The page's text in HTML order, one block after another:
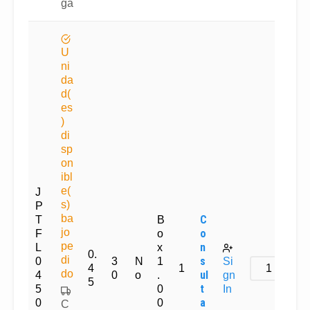
ga
J
P
T
F
L
0
4
5
0
U
ni
da
d(
es
)
di
sp
on
ibl
e(
s)
ba
jo
pe
di
do
C
0.
4
5
3
0
N
o
B
o
x
1
.
0
0
1
C
o
n
s
ul
t
a
Si
gn
In